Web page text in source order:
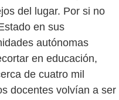
del lugar. Por si no
en sus
autónomas
en educación,
de cuatro mil
docentes volvían a ser